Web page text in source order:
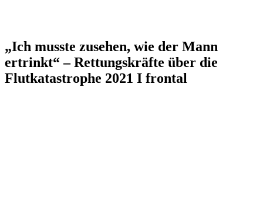
„Ich musste zusehen, wie der Mann
ertrinkt“ – Rettungskräfte über die
Flutkatastrophe 2021 I frontal